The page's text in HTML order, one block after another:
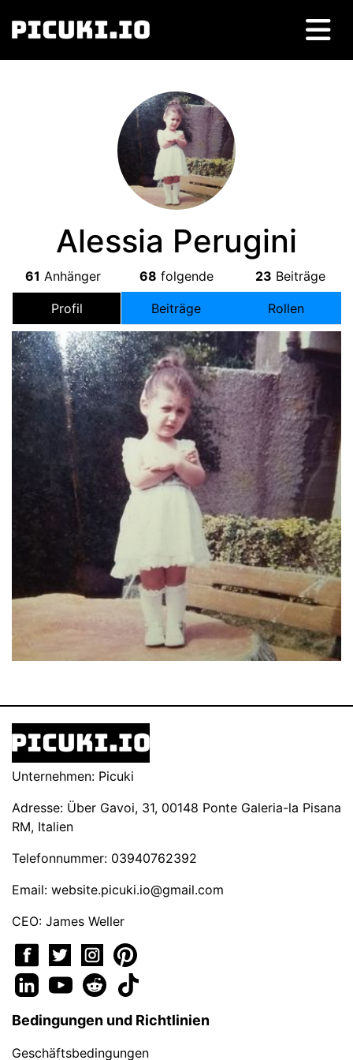
Alessia Perugini
61 Anhänger 68 folgende 23 Beiträge
Profil Beiträge Rollen
Unternehmen: Picuki
Adresse: Über Gavoi, 31, 00148 Ponte Galeria-la Pisana
RM, Italien
Telefonnummer: 03940762392
Email: website.picuki.io@gmail.com
CEO: James Weller
Bedingungen und Richtlinien
Geschäftsbedingungen